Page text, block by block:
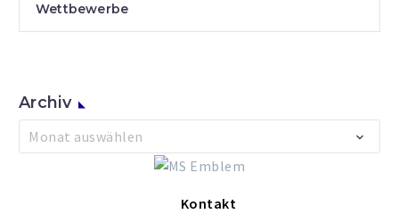
Wettbewerbe
Archiv
Archiv
Monat auswählen
Kontakt